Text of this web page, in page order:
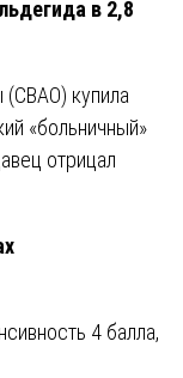
в 2,8
купила
«больничный»
отрицал
4 балла,